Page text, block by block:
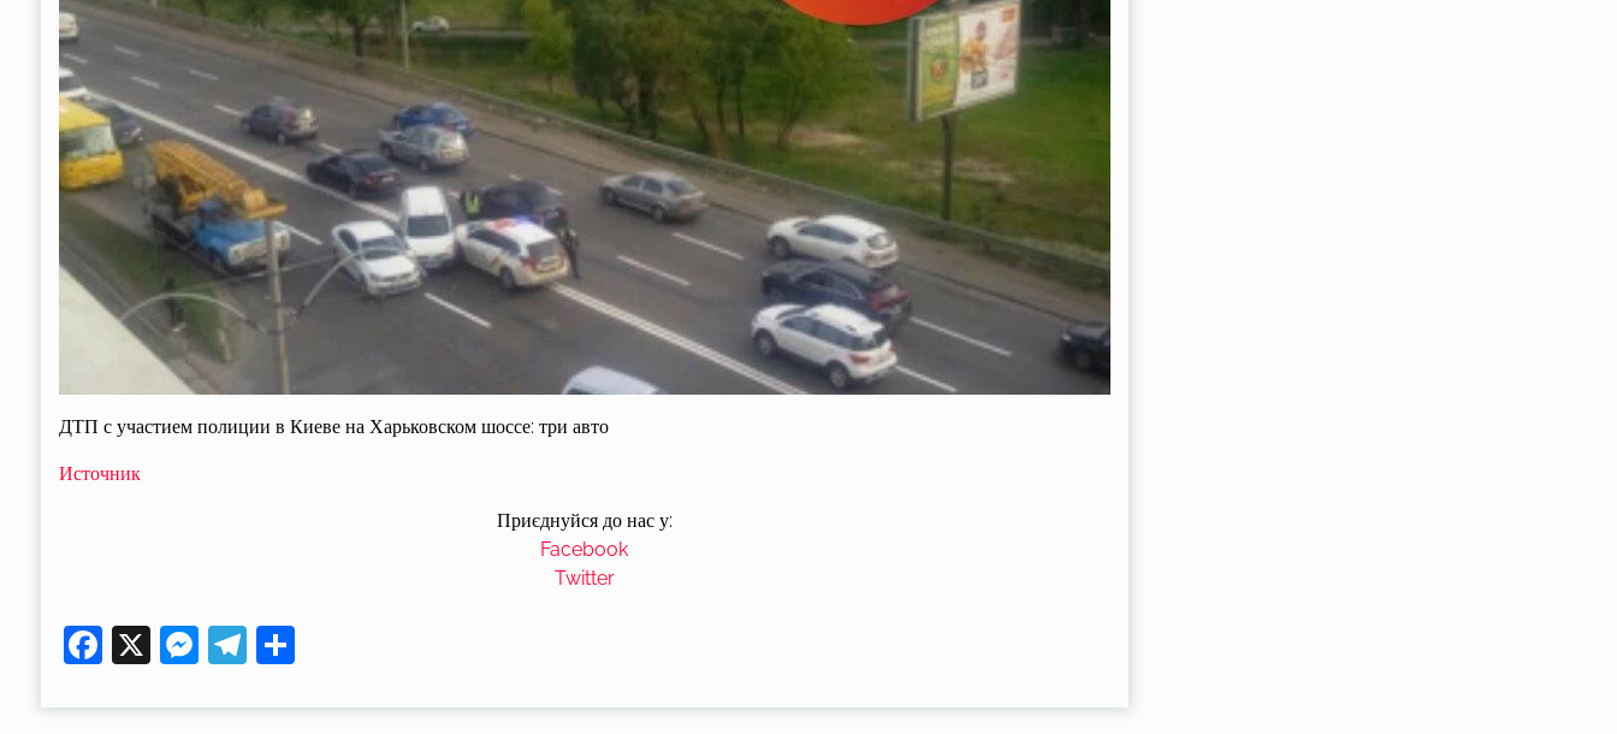
ДТП с участием полиции в Киеве на Харьковском шоссе: три авто
Источник
Facebook
X Messenger
Telegram
Поділитися
Приєднуйся до нас у:
Facebook
Twitter